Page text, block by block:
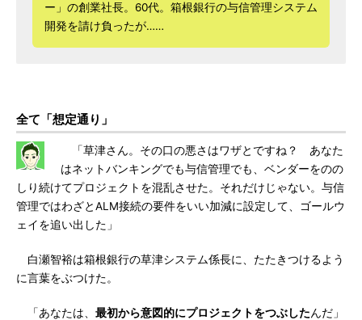
ー」の創業社長。60代。箱根銀行の与信管理システム
開発を請け負ったが……
全て「想定通り」
「草津さん。その口の悪さはワザとですね？ あなた
はネットバンキングでも与信管理でも、ベンダーをのの
しり続けてプロジェクトを混乱させた。それだけじゃない。与信
管理ではわざとALM接続の要件をいい加減に設定して、ゴールウ
ェイを追い出した」
白瀬智裕は箱根銀行の草津システム係長に、たたきつけるよう
に言葉をぶつけた。
「あなたは、 最初から意図的にプロジェクトをつぶしたんだ」